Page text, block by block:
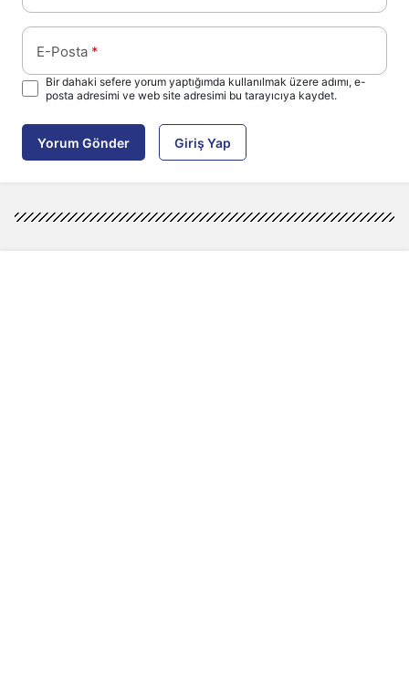
E-Posta *
Bir dahaki sefere yorum yaptığımda kullanılmak üzere adımı, e-
posta adresimi ve web site adresimi bu tarayıcıya kaydet.
Yorum Gönder Giriş Yap